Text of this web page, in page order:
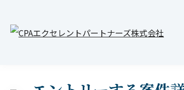
JOB INFO 求人案内